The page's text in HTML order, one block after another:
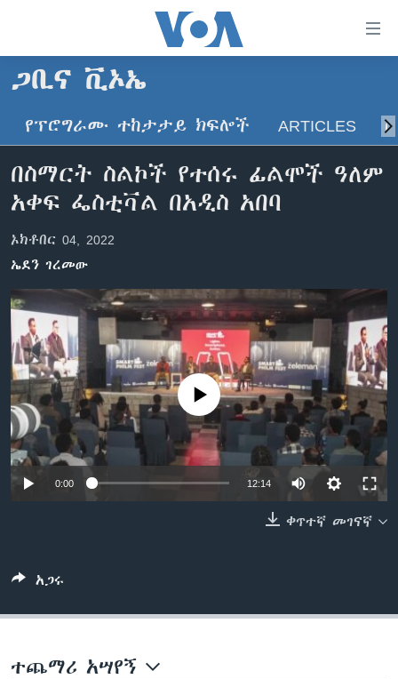
ማገናኛዎች
ወደ
ዋናው
ይዘት
ወደ
ዋናው
እለፍ
ወደ
ዋናው
ይዘት
እለፍ
ዜና
ኢትዮጵያ
ኑሮ በጤንነት
ከምሽቱ ሦስት ሰዓት የአማርኛ ዜና
ክምችት
Learning English
ይከተሉን
ቋንቋዎች
ጋቢና ቪኦኤ
የፕሮግራሙ ተከታታይ ክፍሎች ARTICLES
በስማርት ስልኮች የተሰሩ ፊልሞች ዓለም
አቀፍ ፌስቲቫል በአዲስ አበባ
ኦክቶበር 04, 2022
ኤደን ገረመው
No media source currently available
0:00 12:14
ቀጥተኛ መገናኛ
አጋሩ
ተጨማሪ አሣየኝ